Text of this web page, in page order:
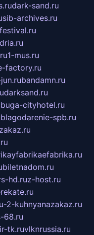
dark-sand.ru
sib-archives.ru
1-mus.ru
factory.ru
bandamn.ru
darksand.ru
cityhotel.ru
blagodarenie-spb.ru
biletnadom.ru
hd.ruz-host.ru
2-kuhnyanazakaz.ru
68.ru
tk.ruvlknrussia.ru